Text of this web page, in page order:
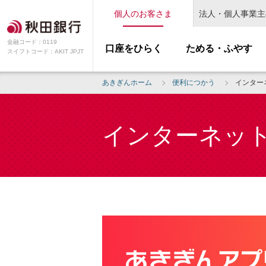
金融コード：0119
スイフトコード：AKIT JPJT
個人のお客さま
口座をひらく ためる・ふやす
法人・個人事業
あきぎんホーム 便利につかう インター
インターネッ